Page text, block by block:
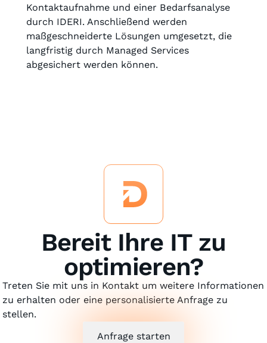
Kontaktaufnahme und einer Bedarfsanalyse
durch IDERI. Anschließend werden
maßgeschneiderte Lösungen umgesetzt, die
langfristig durch Managed Services
abgesichert werden können.
Bereit Ihre IT zu
optimieren?
Treten Sie mit uns in Kontakt um weitere Informationen
zu erhalten oder eine personalisierte Anfrage zu
stellen.
Anfrage starten